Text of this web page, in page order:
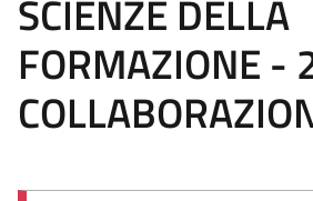
SCIENZE DELLA
FORMAZIONE -